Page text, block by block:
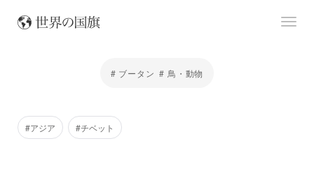
# ブータン # 鳥・動物
#アジア #チベット